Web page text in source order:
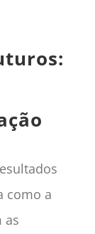
como a
as